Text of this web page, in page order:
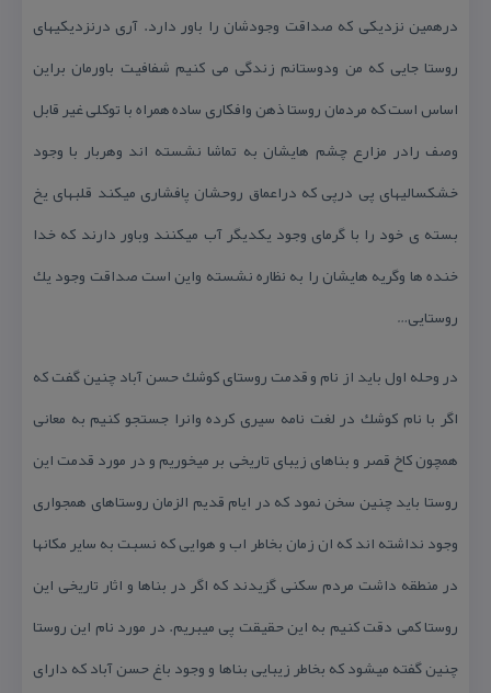
درهمین نزدیكی كه صداقت وجودشان را باور دارد. آری درنزدیكیهای
روستا جایی كه من ودوستانم زندگی می كنیم شفافیت باورمان براین
اساس است كه مردمان روستا ذهن وافكاری ساده همراه با توكلی غیر قابل
وصف رادر مزارع چشم هایشان به تماشا نشسته اند وهربار با وجود
خشكسالیهای پی درپی كه دراعماق روحشان پافشاری میكند قلبهای یخ
بسته ی خود را با گرمای وجود یكدیگر آب میكنند وباور دارند كه خدا
خنده ها وگریه هایشان را به نظاره نشسته واین است صداقت وجود یك
روستایی…
در وحله اول باید از نام و قدمت روستای كوشك حسن آباد چنین گفت كه
اگر با نام كوشك در لغت نامه سیری كرده وانرا جستجو كنیم به معانی
همچون كاخ قصر و بناهای زیبای تاریخی بر میخوریم و در مورد قدمت این
روستا باید چنین سخن نمود كه در ایام قدیم الزمان روستاهای همجواری
وجود نداشته اند كه ان زمان بخاطر اب و هوایی كه نسبت به سایر مكانها
در منطقه داشت مردم سكنی گزیدند كه اگر در بناها و اثار تاریخی این
روستا كمی دقت كنیم به این حقیقت پی میبریم. در مورد نام این روستا
چنین گفته میشود كه بخاطر زیبایی بناها و وجود باغ حسن آباد كه دارای